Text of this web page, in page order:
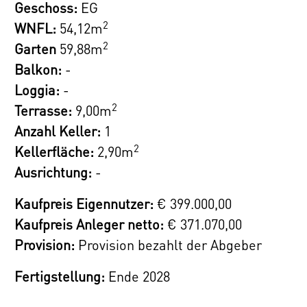
Alle Wohnungen werden schlüsselfertig
übergeben, d.h. alle Sanitäranlagen, Fliesen
und Parkettböden sind im Kaufpreis
inkludiert. Details über die Ausstattung der
Wohnungen entnehmen Sie gerne der
Leistungsbeschreibung im Booklet.
27 PKW-Stellplätze stehen in der
hauseigenen Tiefgarage bereit und bieten
eine bequeme und sichere Parkmöglichkeit.
Außerdem haben Sie die Möglichkeit, eine
von 5 zusätzlichen Einlagerungsräumen zu
Geschoss: EG
WNFL: 54,12m2
Garten 59,88m2
Balkon: -
Loggia: -
Terrasse: 9,00m2
Anzahl Keller: 1
Kellerfläche: 2,90m2
Ausrichtung: -
Kaufpreis Eigennutzer: € 399.000,00
Kaufpreis Anleger netto: € 371.070,00
Provision: Provision bezahlt der Abgeber
Fertigstellung: Ende 2028